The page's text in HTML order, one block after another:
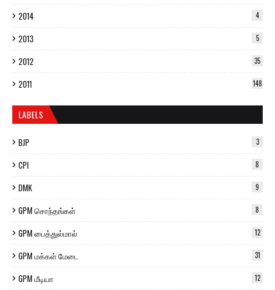
2014 4
2013 5
2012 35
2011 148
LABELS
BJP 3
CPI 8
DMK 9
GPM சொந்தங்கள் 8
GPM பைத்துல்மால் 12
GPM மக்கள் மேடை 31
GPM மீடியா 12